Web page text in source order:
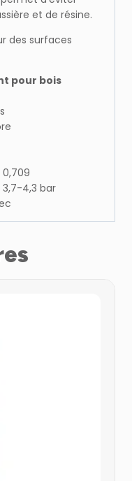
et de résine.
des surfaces
pour bois
3,7-4,3 bar